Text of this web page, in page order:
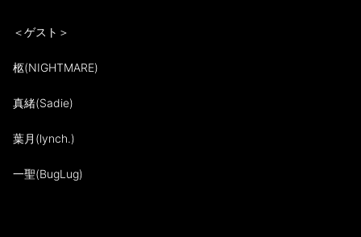
＜ゲスト＞
柩(NIGHTMARE)
真緒(Sadie)
葉月(lynch.)
一聖(BugLug)